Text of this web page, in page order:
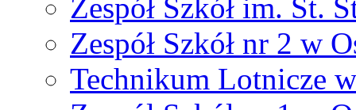
Zespół Szkół im. St.
Zespół Szkół nr 2 w
Technikum Lotnicze